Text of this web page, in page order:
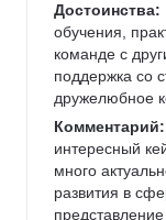
Достоинства:
обучения,
команде с
поддержка со
дружелюбное
Комментарий:
интересный
много
развития в